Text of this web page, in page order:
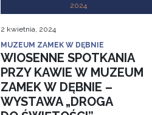
2024
2 kwietnia, 2024
MUZEUM ZAMEK W DĘBNIE
WIOSENNE SPOTKANIA
PRZY KAWIE W MUZEUM
ZAMEK W DĘBNIE –
WYSTAWA „DROGA